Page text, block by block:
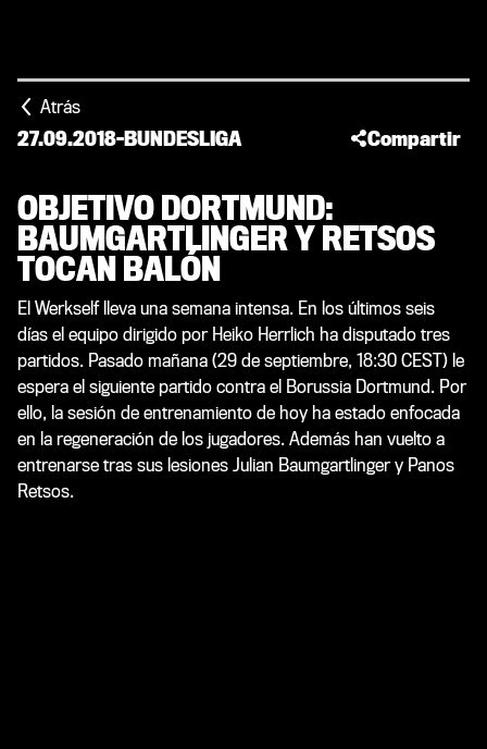
Atrás
27.09.2018-BUNDESLIGA Compartir
OBJETIVO DORTMUND:
BAUMGARTLINGER Y RETSOS
TOCAN BALÓN
El Werkself lleva una semana intensa. En los últimos seis
días el equipo dirigido por Heiko Herrlich ha disputado tres
partidos. Pasado mañana (29 de septiembre, 18:30 CEST) le
espera el siguiente partido contra el Borussia Dortmund. Por
ello, la sesión de entrenamiento de hoy ha estado enfocada
en la regeneración de los jugadores. Además han vuelto a
entrenarse tras sus lesiones Julian Baumgartlinger y Panos
Retsos.